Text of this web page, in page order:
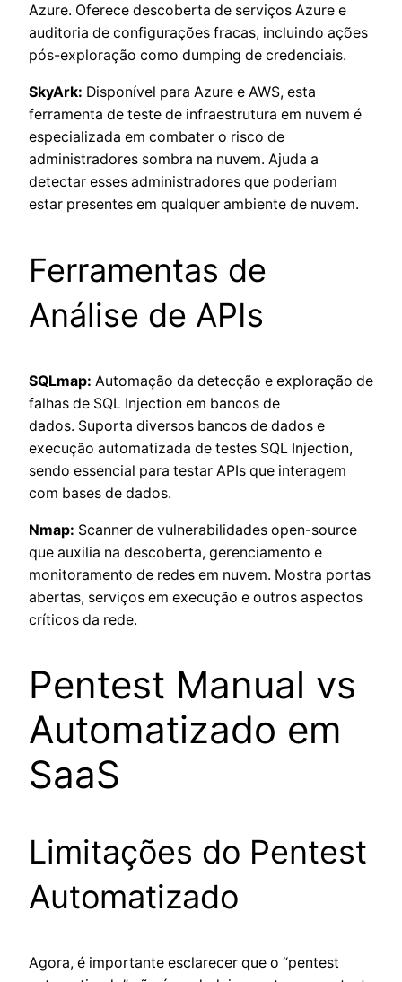
Azure. Oferece descoberta de serviços Azure e
auditoria de configurações fracas, incluindo ações
pós-exploração como dumping de credenciais.
SkyArk: Disponível para Azure e AWS, esta
ferramenta de teste de infraestrutura em nuvem é
especializada em combater o risco de
administradores sombra na nuvem. Ajuda a
detectar esses administradores que poderiam
estar presentes em qualquer ambiente de nuvem.
Ferramentas de
Análise de APIs
SQLmap: Automação da detecção e exploração de
falhas de SQL Injection em bancos de
dados. Suporta diversos bancos de dados e
execução automatizada de testes SQL Injection,
sendo essencial para testar APIs que interagem
com bases de dados.
Nmap: Scanner de vulnerabilidades open-source
que auxilia na descoberta, gerenciamento e
monitoramento de redes em nuvem. Mostra portas
abertas, serviços em execução e outros aspectos
críticos da rede.
Pentest Manual vs
Automatizado em
SaaS
Limitações do Pentest
Automatizado
Agora, é importante esclarecer que o “pentest